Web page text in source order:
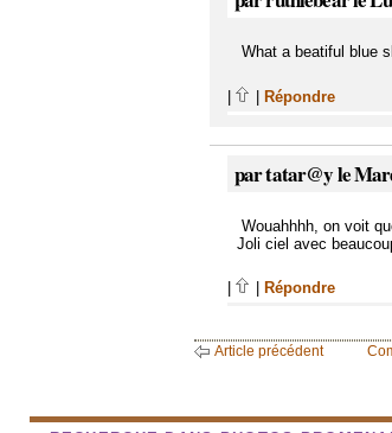
What a beatiful blue
Répondre
par tatar@y le
Wouahhhh, on voit
Joli ciel avec
Répondre
Article précédent